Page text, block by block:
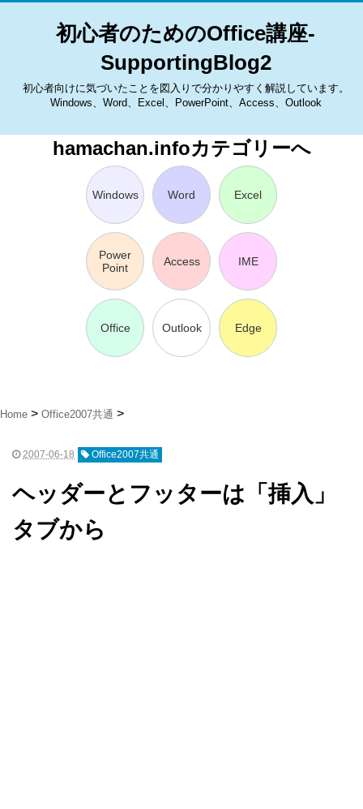
初心者のためのOffice講座-
SupportingBlog2
初心者向けに気づいたことを図入りで分かりやすく解説しています。
Windows、Word、Excel、PowerPoint、Access、Outlook
hamachan.infoカテゴリーへ
Windows Word Excel
Power
Point
Access IME
Office Outlook Edge
Home Office2007共通
2007-06-18 Office2007共通
ヘッダーとフッターは「挿入」
タブから